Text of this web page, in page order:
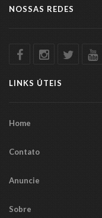
NOSSAS REDES
LINKS ÚTEIS
Home
Contato
Anuncie
Sobre